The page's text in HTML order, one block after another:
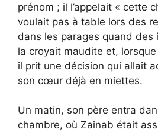
prénom ; il l’appelait « cette
voulait pas à table lors des
dans les parages quand des
la croyait maudite et,
il prit une décision qui allait
son cœur déjà en miettes.
Un matin, son père entra
chambre, où Zainab était